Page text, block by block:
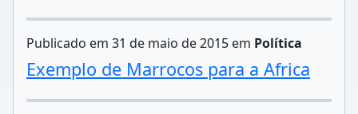
Publicado em 31 de maio de 2015 em Política
Exemplo de Marrocos para a Africa